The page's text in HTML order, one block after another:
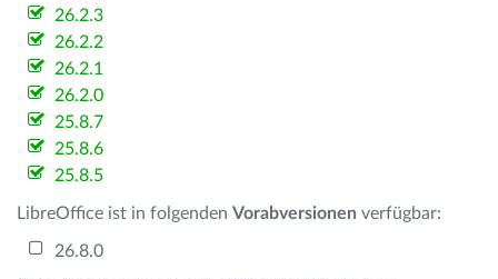
26.2.3
26.2.2
26.2.1
26.2.0
25.8.7
25.8.6
25.8.5
LibreOffice ist in folgenden Vorabversionen verfügbar:
26.8.0